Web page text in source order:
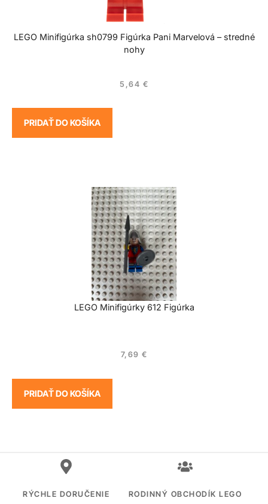
LEGO Minifigúrka sh0799 Figúrka Pani Marvelová – stredné
nohy
5,64 €
PRIDAŤ DO KOŠÍKA
LEGO Minifigúrky 612 Figúrka
7,69 €
PRIDAŤ DO KOŠÍKA
RÝCHLE DORUČENIE RODINNÝ OBCHODÍK LEGO